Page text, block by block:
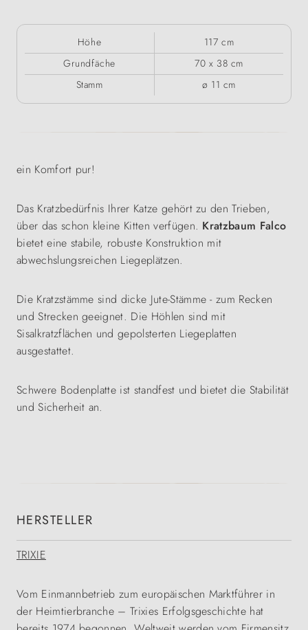
Höhe
117 cm
Grundfäche
70 x 38 cm
Stamm
ø 11 cm
ein Komfort pur!
Das Kratzbedürfnis Ihrer Katze gehört zu den Trieben,
über das schon kleine Kitten verfügen. Kratzbaum Falco
bietet eine stabile, robuste Konstruktion mit
abwechslungsreichen Liegeplätzen.
Die Kratzstämme sind dicke Jute-Stämme - zum Recken
und Strecken geeignet. Die Höhlen sind mit
Sisalkratzflächen und gepolsterten Liegeplatten
ausgestattet.
Schwere Bodenplatte ist standfest und bietet die Stabilität
und Sicherheit an.
HERSTELLER
TRIXIE
Vom Einmannbetrieb zum europäischen Marktführer in
der Heimtierbranche – Trixies Erfolgsgeschichte hat